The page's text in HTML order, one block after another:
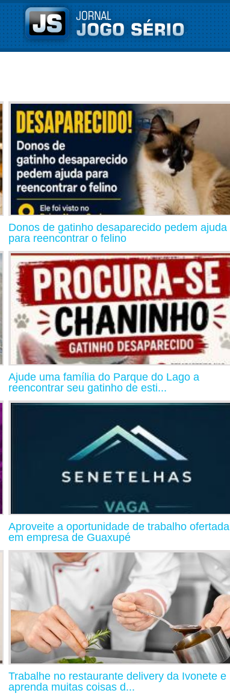
Donos de gatinho desaparecido pedem ajuda
para reencontrar o felino
Ajude uma família do Parque do Lago a
reencontrar seu gatinho de esti...
Aproveite a oportunidade de trabalho ofertada
em empresa de Guaxupé
Trabalhe no restaurante delivery da Ivonete e
aprenda muitas coisas d...